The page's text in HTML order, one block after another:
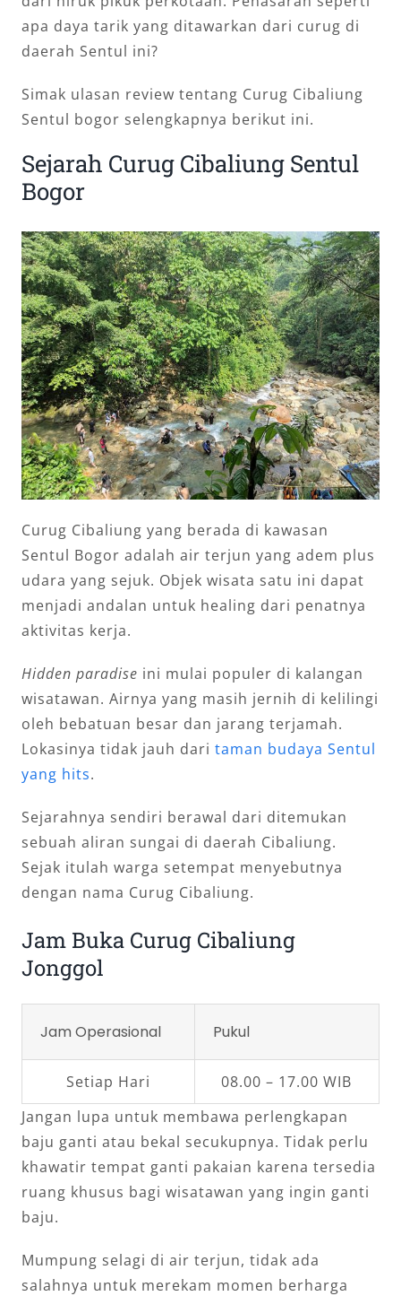
apa daya tarik yang ditawarkan dari curug di
daerah Sentul ini?
Simak ulasan review tentang Curug Cibaliung
Sentul bogor selengkapnya berikut ini.
Sejarah Curug Cibaliung Sentul
Bogor
Curug Cibaliung yang berada di kawasan
Sentul Bogor adalah air terjun yang adem plus
udara yang sejuk. Objek wisata satu ini dapat
menjadi andalan untuk healing dari penatnya
aktivitas kerja.
Hidden paradise ini mulai populer di kalangan
wisatawan. Airnya yang masih jernih di kelilingi
oleh bebatuan besar dan jarang terjamah.
Lokasinya tidak jauh dari taman budaya Sentul
yang hits.
Sejarahnya sendiri berawal dari ditemukan
sebuah aliran sungai di daerah Cibaliung.
Sejak itulah warga setempat menyebutnya
dengan nama Curug Cibaliung.
Jam Buka Curug Cibaliung
Jonggol
Jam Operasional Pukul
Setiap Hari
08.00 – 17.00 WIB
Jangan lupa untuk membawa perlengkapan
baju ganti atau bekal secukupnya. Tidak perlu
khawatir tempat ganti pakaian karena tersedia
ruang khusus bagi wisatawan yang ingin ganti
baju.
Mumpung selagi di air terjun, tidak ada
salahnya untuk merekam momen berharga